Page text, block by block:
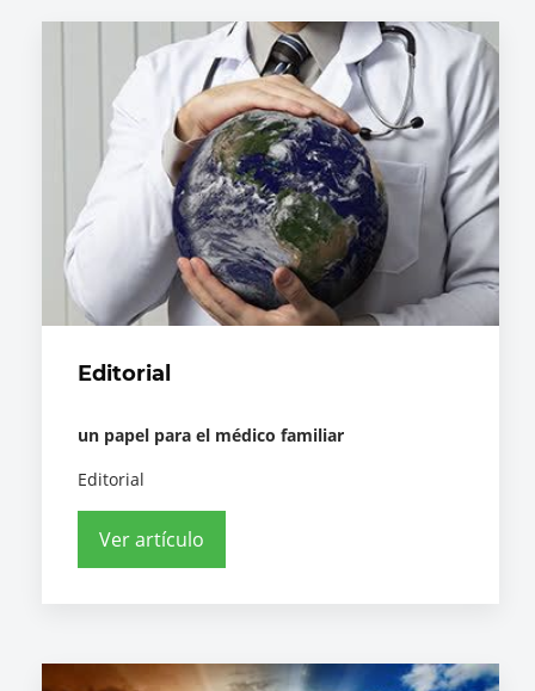
Editorial
un papel para el médico familiar
Editorial
Ver artículo